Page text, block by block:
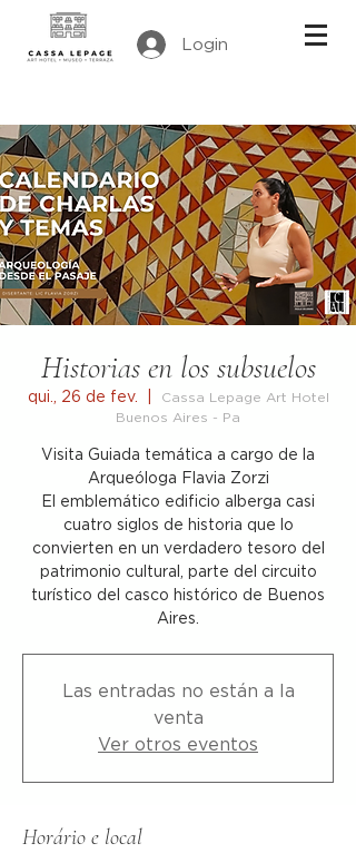
Login
Historias en los subsuelos
qui., 26 de fev.
Cassa Lepage Art Hotel
Buenos Aires - Pa
Visita Guiada temática a cargo de la
Arqueóloga Flavia Zorzi
El emblemático edificio alberga casi
cuatro siglos de historia que lo
convierten en un verdadero tesoro del
patrimonio cultural, parte del circuito
turístico del casco histórico de Buenos
Aires.
Las entradas no están a la
venta
Ver otros eventos
Horário e local